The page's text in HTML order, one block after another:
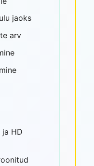
jaoks
arv
HD